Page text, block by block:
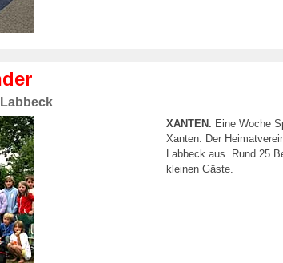
XANTEN. Eine Woche
Xanten. Der
Labbeck aus. Rund 25
kleinen Gäste.